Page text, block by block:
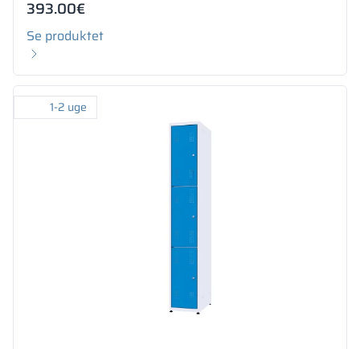
393.00€
Se produktet
1-2 uge